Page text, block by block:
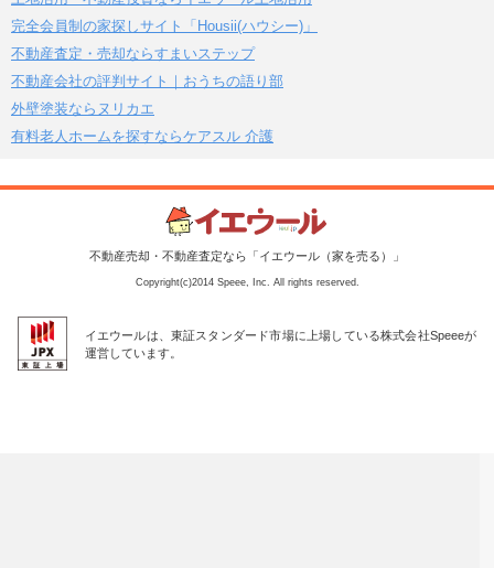
完全会員制の家探しサイト「Housii(ハウシー)」
不動産査定・売却ならすまいステップ
不動産会社の評判サイト｜おうちの語り部
外壁塗装ならヌリカエ
有料老人ホームを探すならケアスル 介護
不動産売却・不動産査定なら「イエウール（家を売る）」
Copyright(c)2014 Speee, Inc. All rights reserved.
イエウールは、東証スタンダード市場に上場している株式会社Speeeが
運営しています。